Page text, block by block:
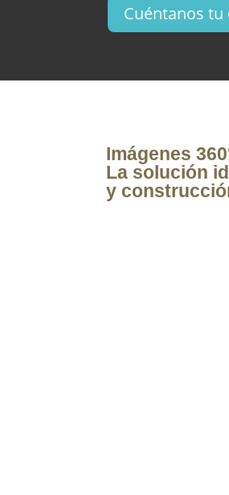
Cuéntanos tu
Imágenes
La solución
y